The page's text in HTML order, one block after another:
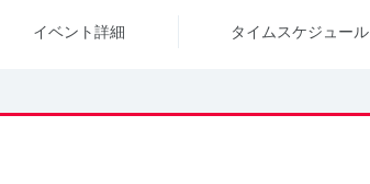
イベント詳細 タイム スケジュール